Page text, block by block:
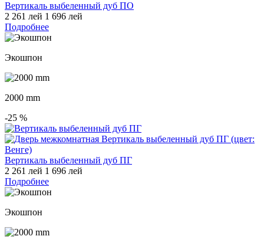
Вертикаль выбеленный дуб ПО
2 261 лей 1 696 лей
Подробнее
Экошпон
2000 mm
-25 %
Вертикаль выбеленный дуб ПГ
2 261 лей 1 696 лей
Подробнее
Экошпон